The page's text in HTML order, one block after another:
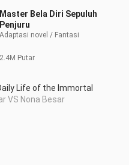
Master Bela Diri Sepuluh
Penjuru
2.4M Putar
Life of the Immortal
VS Nona Besar